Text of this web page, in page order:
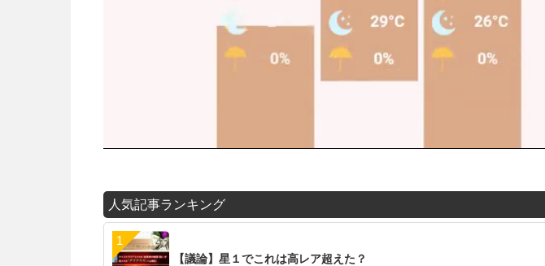
人気記事ランキング
【議論】星１でこれは高レア超えた？